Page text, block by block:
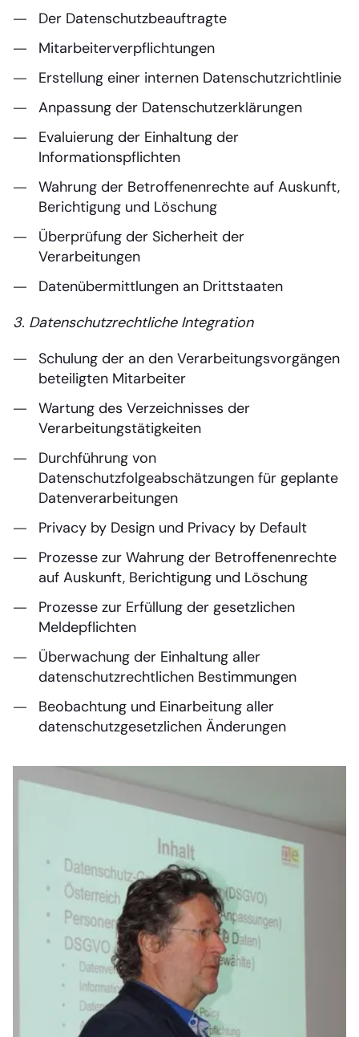
Der Datenschutzbeauftragte
Mitarbeiterverpflichtungen
Erstellung einer internen Datenschutzrichtlinie
Anpassung der Datenschutzerklärungen
Evaluierung der Einhaltung der
Informationspflichten
Wahrung der Betroffenenrechte auf Auskunft,
Berichtigung und Löschung
Überprüfung der Sicherheit der
Verarbeitungen
Datenübermittlungen an Drittstaaten
3. Datenschutzrechtliche Integration
Schulung der an den Verarbeitungsvorgängen
beteiligten Mitarbeiter
Wartung des Verzeichnisses der
Verarbeitungstätigkeiten
Durchführung von
Datenschutzfolgeabschätzungen für geplante
Datenverarbeitungen
Privacy by Design und Privacy by Default
Prozesse zur Wahrung der Betroffenenrechte
auf Auskunft, Berichtigung und Löschung
Prozesse zur Erfüllung der gesetzlichen
Meldepflichten
Überwachung der Einhaltung aller
datenschutzrechtlichen Bestimmungen
Beobachtung und Einarbeitung aller
datenschutzgesetzlichen Änderungen